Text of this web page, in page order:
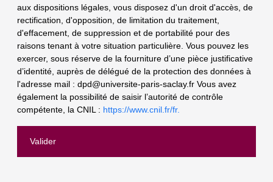
aux dispositions légales, vous disposez d'un droit d'accès, de
rectification, d'opposition, de limitation du traitement,
d'effacement, de suppression et de portabilité pour des
raisons tenant à votre situation particulière. Vous pouvez les
exercer, sous réserve de la fourniture d’une pièce justificative
d’identité, auprès de délégué de la protection des données à
l'adresse mail : dpd@universite-paris-saclay.fr Vous avez
également la possibilité de saisir l’autorité de contrôle
compétente, la CNIL : https://www.cnil.fr/fr.